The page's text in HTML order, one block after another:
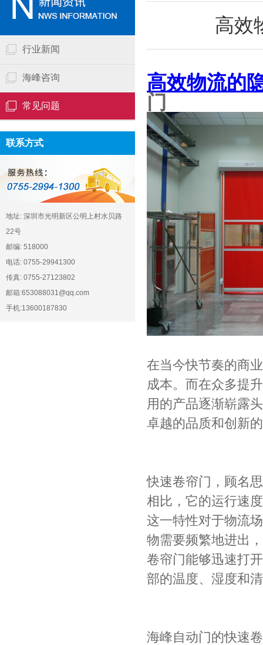
行业新闻
海峰咨询
常见问题
联系方式
地址: 深圳市光明新区公明上村水贝路
22号
邮编: 518000
电话: 0755-29941300
传真: 0755-27123802
邮箱:653088031@qq.com
手机:13600187830
高效
高效物流的
门
在当今快节奏的商
成本。而在众多提
用的产品逐渐崭露
卓越的品质和创新
快速卷帘门，顾名
相比，它的运行速
这一特性对于物流
物需要频繁地进出
卷帘门能够迅速打
部的温度、湿度和
海峰自动门的快速